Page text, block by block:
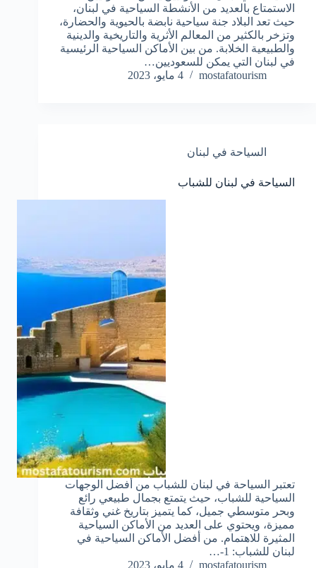
الاستمتاع بالعديد من الأنشطة السياحية في لبنان،
حيث تعد البلاد جنة سياحية نابضة بالحيوية والحضارة،
وتزخر بالكثير من المعالم الأثرية والتاريخية والدينية
والطبيعية الخلابة. من بين الأماكن السياحية الرئيسية
في لبنان التي يمكن للسعوديين…
mostafatourism
4 مايو، 2023
السياحة في لبنان
السياحة في لبنان للشباب
تعتبر السياحة في لبنان للشباب من أفضل الوجهات
السياحية للشباب، حيث يتمتع بجمال طبيعي رائع
وبحر متوسطي جميل، كما يتميز بتاريخ غني وثقافة
مميزة، ويحتوي على العديد من الأماكن السياحية
المثيرة للاهتمام. من أفضل الأماكن السياحية في
لبنان للشباب: 1-…
mostafatourism
4 مايو، 2023